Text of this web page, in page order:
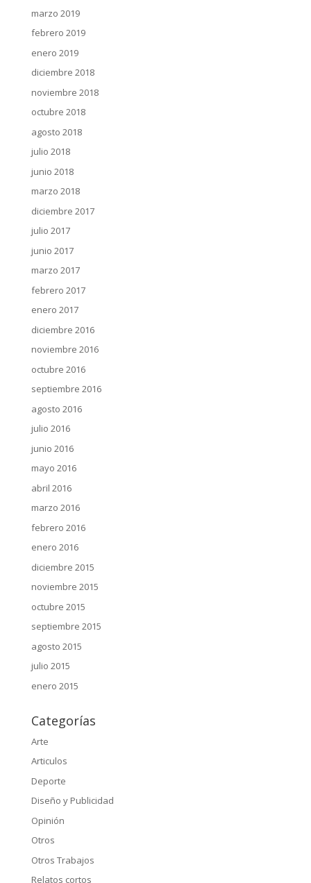
marzo 2019
febrero 2019
enero 2019
diciembre 2018
noviembre 2018
octubre 2018
agosto 2018
julio 2018
junio 2018
marzo 2018
diciembre 2017
julio 2017
junio 2017
marzo 2017
febrero 2017
enero 2017
diciembre 2016
noviembre 2016
octubre 2016
septiembre 2016
agosto 2016
julio 2016
junio 2016
mayo 2016
abril 2016
marzo 2016
febrero 2016
enero 2016
diciembre 2015
noviembre 2015
octubre 2015
septiembre 2015
agosto 2015
julio 2015
enero 2015
Categorías
Arte
Articulos
Deporte
Diseño y Publicidad
Opinión
Otros
Otros Trabajos
Relatos cortos